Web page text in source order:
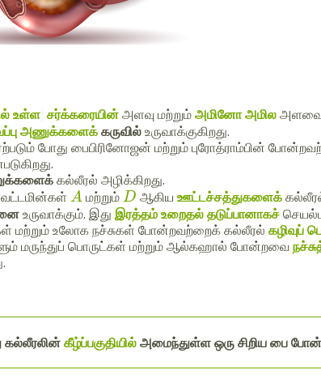
உள்ள சர்க்கரையின்அளவு மற்றும்அமினோ அமிலஅளவை
அணுக்களைக்கருவில்உருவாக்குகிறது.
போது பைபிரினோஜன் மற்றும் புரோத்ராம்பின்
கல்லீரல் அழிக்கிறது.
A மற்றும்D ஆகிய ஊட்டச்சத்துகளைக்
உருவாக்கும். இது இரத்தம் உறைதல் தடுப்பானாகச்
மற்றும் உலோக நச்சுகள் போன்றவற்றைக் கல்லீரல் கழிவுப்
மருந்துப் பொருட்கள் மற்றும் ஆல்கஹால் போன்றவை
கல்லீரலின்கீழ்ப்பகுதியில்அமைந்துள்ள ஒரு சிறிய பை